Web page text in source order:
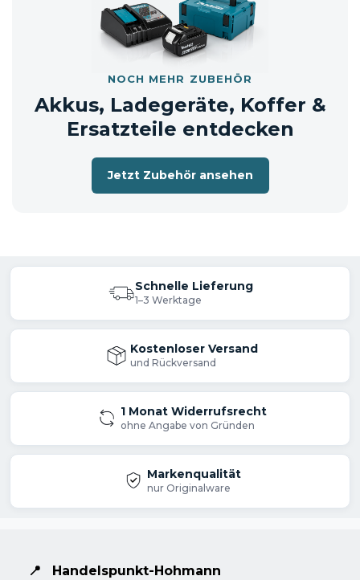
Lieferumfang
Akku-Kartuschenpistole DCG180ZX
solo = ohne Akku und ohne Ladegerät
📦 Versandhinweis: Die Lieferung erfolgt
NOCH MEHR ZUBEHÖR
Akkus, Ladegeräte, Koffer &
Ersatzteile entdecken
Jetzt Zubehör ansehen
Schnelle Lieferung
1–3 Werktage
Kostenloser Versand
und Rückversand
1 Monat Widerrufsrecht
ohne Angabe von Gründen
Markenqualität
nur Originalware
📍
Handelspunkt-Hohmann